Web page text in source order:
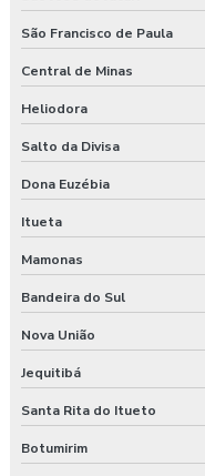
São Francisco de Paula
Central de Minas
Heliodora
Salto da Divisa
Dona Euzébia
Itueta
Mamonas
Bandeira do Sul
Nova União
Jequitibá
Santa Rita do Itueto
Botumirim